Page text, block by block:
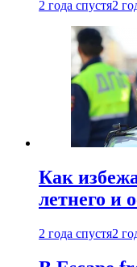
2 года спустя2
Как
летнего и
2 года спустя2